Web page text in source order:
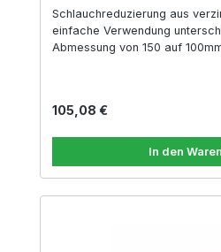
Schlauchreduzierung aus
einfache Verwendung
Abmessung von 150 auf
Regulärer Preis:
105,08 €
In den